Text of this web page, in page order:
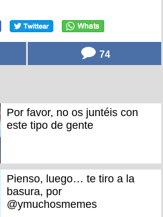
74
Por favor, no os juntéis con
este tipo de gente
Pienso, luego… te tiro a la
basura, por
@ymuchosmemes